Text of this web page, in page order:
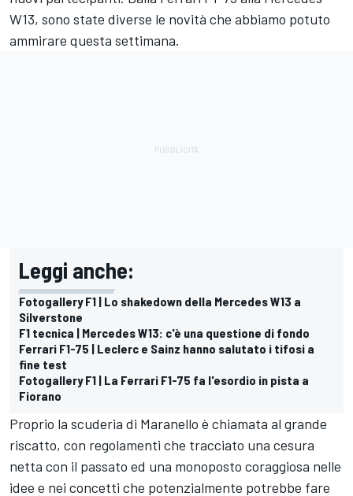
W13, sono state diverse le novità che abbiamo potuto
ammirare questa settimana.
Leggi anche:
Fotogallery F1 | Lo shakedown della Mercedes W13 a
Silverstone
F1 tecnica | Mercedes W13: c'è una questione di fondo
Ferrari F1-75 | Leclerc e Sainz hanno salutato i tifosi a
fine test
Fotogallery F1 | La Ferrari F1-75 fa l'esordio in pista a
Fiorano
Proprio la scuderia di Maranello è chiamata al grande
riscatto, con regolamenti che tracciato una cesura
netta con il passato ed una monoposto coraggiosa nelle
idee e nei concetti che potenzialmente potrebbe fare